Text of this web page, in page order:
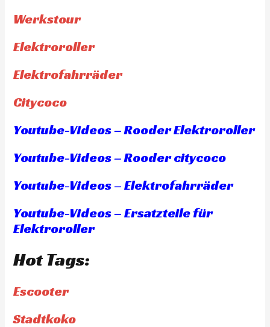
Werkstour
Elektroroller
Elektrofahrräder
Citycoco
Youtube-Videos – Rooder Elektroroller
Youtube-Videos – Rooder citycoco
Youtube-Videos – Elektrofahrräder
Youtube-Videos – Ersatzteile für
Elektroroller
Hot Tags:
Escooter
Stadtkoko